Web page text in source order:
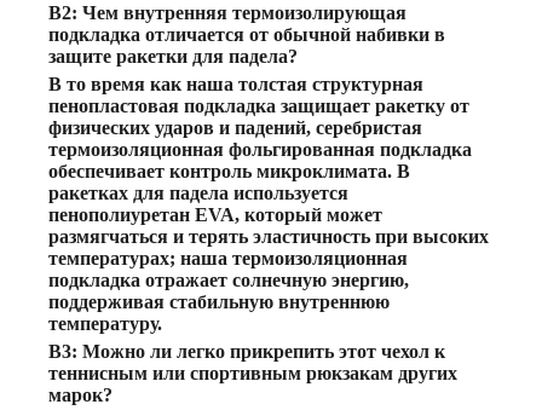
В2: Чем внутренняя термоизолирующая
подкладка отличается от обычной набивки в
защите ракетки для падела?
В то время как наша толстая структурная
пенопластовая подкладка защищает ракетку от
физических ударов и падений, серебристая
термоизоляционная фольгированная подкладка
обеспечивает контроль микроклимата. В
ракетках для падела используется
пенополиуретан EVA, который может
размягчаться и терять эластичность при высоких
температурах; наша термоизоляционная
подкладка отражает солнечную энергию,
поддерживая стабильную внутреннюю
температуру.
В3: Можно ли легко прикрепить этот чехол к
теннисным или спортивным рюкзакам других
марок?